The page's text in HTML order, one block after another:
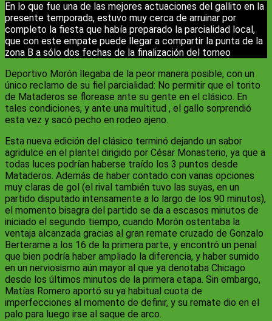
En lo que fue una de las mejores actuaciones del gallito en la
presente temporada, estuvo muy cerca de arruinar por
completo la fiesta que había preparado la parcialidad local,
que con este empate puede llegar a compartir la punta de la
zona B a sólo dos fechas de la finalización del torneo
Deportivo Morón llegaba de la peor manera posible, con un
único reclamo de su fiel parcialidad: No permitir que el torito
de Mataderos se florease ante su gente en el clásico. En
tales condiciones, y ante una multitud , el gallo sorprendió
esta vez y sacó pecho en rodeo ajeno.
Esta nueva edición del clásico terminó dejando un sabor
agridulce en el plantel dirigido por César Monasterio, ya que a
todas luces podrían haberse traído los 3 puntos desde
Mataderos. Además de haber contado con varias opciones
muy claras de gol (el rival también tuvo las suyas, en un
partido disputado intensamente a lo largo de los 90 minutos),
el momento bisagra del partido se da a escasos minutos de
iniciado el segundo tiempo, cuando Morón ostentaba la
ventaja alcanzada gracias al gran remate cruzado de Gonzalo
Berterame a los 16 de la primera parte, y encontró un penal
que bien podría haber ampliado la diferencia, y haber sumido
en un nerviosismo aún mayor al que ya denotaba Chicago
desde los últimos minutos de la primera etapa. Sin embargo,
Matías Romero aportó su ya habitual cuota de
imperfecciones al momento de definir, y su remate dio en el
palo para luego irse al saque de arco.